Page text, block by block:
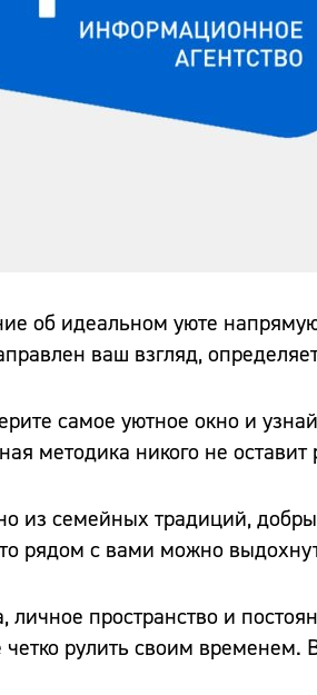
об идеальном уюте
ваш взгляд,
самое уютное окно и
методика никого не
из семейных традиций,
рядом с вами можно
личное пространство и
рулить своим временем.